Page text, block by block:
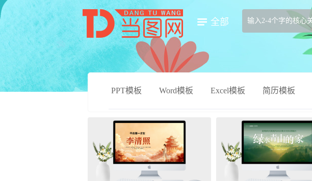
全部
PPT模板 Word模板 Excel模板 简历模板